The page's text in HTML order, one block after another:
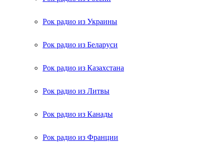
Рок радио из Украины
Рок радио из Беларуси
Рок радио из Казахстана
Рок радио из Литвы
Рок радио из Канады
Рок радио из Франции